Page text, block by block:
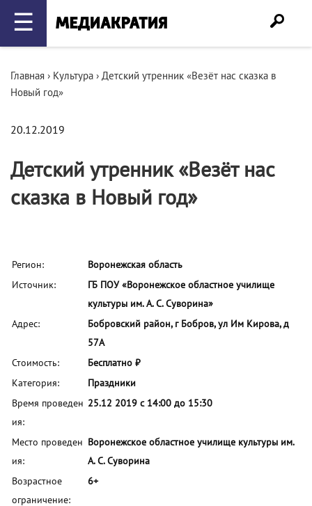
☰
Главная › Культура › Детский утренник «Везёт нас сказка в
Новый год»
20.12.2019
Детский утренник «Везёт нас
сказка в Новый год»
Регион:
Воронежская область
Источник:
ГБ ПОУ «Воронежское областное училище
культуры им. А. С. Суворина»
Адрес:
Бобровский район, г Бобров, ул Им Кирова, д
57А
Стоимость:
Бесплатно ₽
Категория:
Праздники
Время проведен
ия:
25.12 2019 с 14:00 до 15:30
Место проведен
ия:
Воронежское областное училище культуры им.
А. С. Суворина
Возрастное
ограничение:
6+